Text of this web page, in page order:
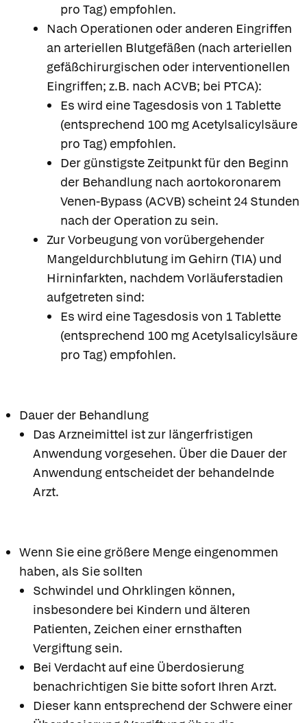
pro Tag) empfohlen.
Nach Operationen oder anderen Eingriffen
an arteriellen Blutgefäßen (nach arteriellen
gefäßchirurgischen oder interventionellen
Eingriffen; z.B. nach ACVB; bei PTCA):
Es wird eine Tagesdosis von 1 Tablette
(entsprechend 100 mg Acetylsalicylsäure
pro Tag) empfohlen.
Der günstigste Zeitpunkt für den Beginn
der Behandlung nach aortokoronarem
Venen-Bypass (ACVB) scheint 24 Stunden
nach der Operation zu sein.
Zur Vorbeugung von vorübergehender
Mangeldurchblutung im Gehirn (TIA) und
Hirninfarkten, nachdem Vorläuferstadien
aufgetreten sind:
Es wird eine Tagesdosis von 1 Tablette
(entsprechend 100 mg Acetylsalicylsäure
pro Tag) empfohlen.
Dauer der Behandlung
Das Arzneimittel ist zur längerfristigen
Anwendung vorgesehen. Über die Dauer der
Anwendung entscheidet der behandelnde
Arzt.
Wenn Sie eine größere Menge eingenommen
haben, als Sie sollten
Schwindel und Ohrklingen können,
insbesondere bei Kindern und älteren
Patienten, Zeichen einer ernsthaften
Vergiftung sein.
Bei Verdacht auf eine Überdosierung
benachrichtigen Sie bitte sofort Ihren Arzt.
Dieser kann entsprechend der Schwere einer